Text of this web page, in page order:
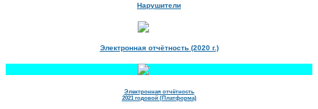
Нарушители
Электронная отчётность (2020 г.)
Электронная отчётность
2021 годовой (Платформа)